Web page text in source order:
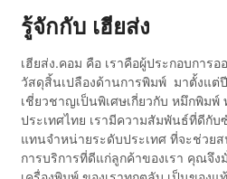
รู้จักกับ เฮียส่ง
เฮียส่ง.คอม คือ เราคือผู้ประกอบการ
วัสดุสิ้นเปลืองด้านการพิมพ์ มาตั้งแต่
เชี่ยวชาญเป็นพิเศษเกี่ยวกับ หมึกพิม
ประเทศไทย เรามีความสัมพันธ์ที่ดีกับ
แทนจำหน่ายระดับประเทศ ที่จะช่ว
การบริการที่ดีแก่ลูกค้าของเรา คุณจึง